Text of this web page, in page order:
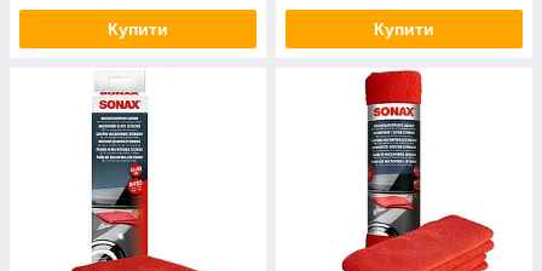
Купити Купити